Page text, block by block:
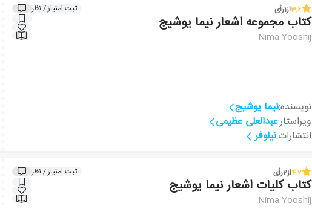
3.6از1رأی ثبت امتیاز / نظر
کتاب مجموعه اشعار نیما یوشیج
Nima Yooshij
نویسنده:نیما یوشیج
ویراستار:عبدالعلی عظیمی
انتشارات:نیلوفر
4.2از2رأی ثبت امتیاز / نظر
کتاب کلیات اشعار نیما یوشیج
Nima Yooshij